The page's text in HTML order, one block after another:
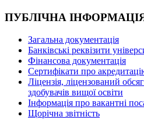
ПУБЛІЧНА
Загальна документація
Банківські реквізити
Фінансова документація
Сертифікати про
Ліцензія, ліцензований
здобувачів вищої освіти
Інформація про вакантні
Щорічна звітність